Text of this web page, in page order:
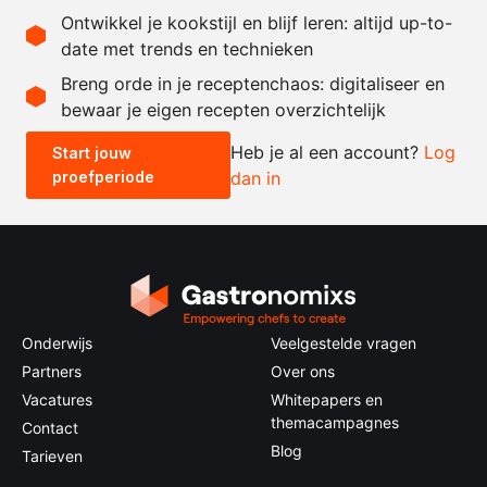
Recept omrekenen
- +
0.5x 1x 2x
Ontwikkel je kookstijl en blijf leren: altijd up-to-
date met trends en technieken
Breng orde in je receptenchaos: digitaliseer en
bewaar je eigen recepten overzichtelijk
Start jouw
proefperiode
Heb je al een account? Log
dan in
Onderwijs
Partners
Vacatures
Contact
Tarieven
Veelgestelde vragen
Over ons
Whitepapers en
themacampagnes
Blog